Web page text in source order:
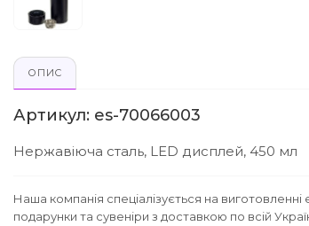
ОПИС
Артикул: es-70066003
Нержавіюча сталь, LED дисплей, 450 мл
Наша компанія спеціалізується на
подарунки та сувеніри з доставкою по всій